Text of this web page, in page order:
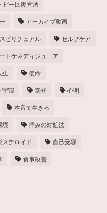
ピー回復方法
アーカイブ動画
スピリチュアル セルフケア
トケネディジュニア
生 使命
宇宙 幸せ 心明
本音で生きる
境 痒みの対処法
ステロイド 自己受容
食事改善